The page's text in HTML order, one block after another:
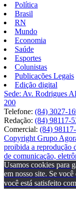
Política
Brasil
RN
Mundo
Economia
Saúde
Esportes
Colunistas
Publicações Legais
Edição digital
Sede: Av. Rodrigues
200
Telefone: (84) 3027-
Redação: (84) 98117-
Comercial: (84)
Copyright Grupo
proibida a reprodução
de comunicação,
Usamos cookies para
em nosso site. Se
você está satisfeito